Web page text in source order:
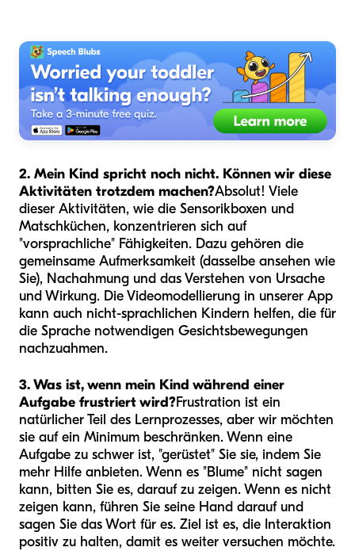
2. Mein Kind spricht noch nicht. Können wir diese
Aktivitäten trotzdem machen?Absolut! Viele
dieser Aktivitäten, wie die Sensorikboxen und
Matschküchen, konzentrieren sich auf
"vorsprachliche" Fähigkeiten. Dazu gehören die
gemeinsame Aufmerksamkeit (dasselbe ansehen wie
Sie), Nachahmung und das Verstehen von Ursache
und Wirkung. Die Videomodellierung in unserer App
kann auch nicht-sprachlichen Kindern helfen, die für
die Sprache notwendigen Gesichtsbewegungen
nachzuahmen.
3. Was ist, wenn mein Kind während einer
Aufgabe frustriert wird?Frustration ist ein
natürlicher Teil des Lernprozesses, aber wir möchten
sie auf ein Minimum beschränken. Wenn eine
Aufgabe zu schwer ist, "gerüstet" Sie sie, indem Sie
mehr Hilfe anbieten. Wenn es "Blume" nicht sagen
kann, bitten Sie es, darauf zu zeigen. Wenn es nicht
zeigen kann, führen Sie seine Hand darauf und
sagen Sie das Wort für es. Ziel ist es, die Interaktion
positiv zu halten, damit es weiter versuchen möchte.